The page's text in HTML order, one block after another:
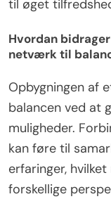
til øget
Hvordan
netværk til
Opbygningen
balancen ved at
muligheder.
kan føre til
erfaringer,
forskellige